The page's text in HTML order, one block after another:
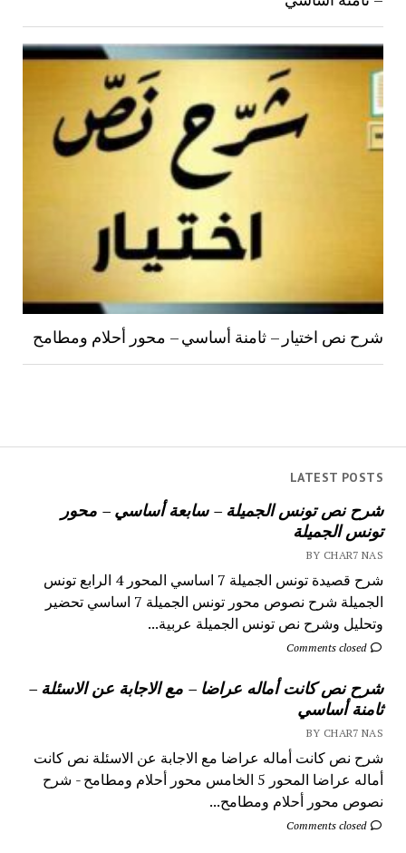
LATEST POSTS
شرح نص تونس الجميلة – سابعة أساسي – محور
تونس الجميلة
BY CHAR7 NAS
شرح قصيدة تونس الجميلة 7 اساسي المحور 4 الرابع تونس
الجميلة شرح نصوص محور تونس الجميلة 7 اساسي تحضير
وتحليل وشرح نص تونس الجميلة عربية...
Comments closed
شرح نص كانت أماله عراضا – مع الاجابة عن الاسئلة –
ثامنة أساسي
BY CHAR7 NAS
شرح نص كانت أماله عراضا مع الاجابة عن الاسئلة نص كانت
أماله عراضا المحور 5 الخامس محور أحلام ومطامح - شرح
نصوص محور أحلام ومطامح...
Comments closed
شرح نص اختيار – ثامنة أساسي – محور أحلام ومطامح